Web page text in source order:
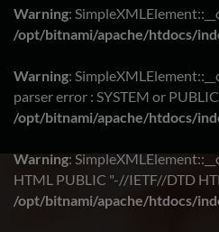
Warning:
/opt/bitnami/apache/htdocs/
Warning:
parser error : SYSTEM or
/opt/bitnami/apache/htdocs/
Warning:
HTML PUBLIC "-//IETF//DTD
/opt/bitnami/apache/htdocs/